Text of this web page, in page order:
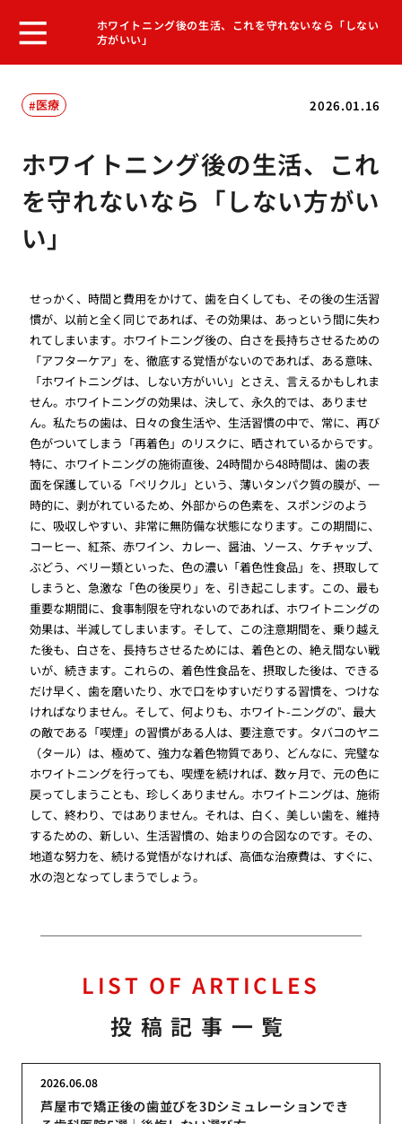
ホワイトニング後の生活、これを守れないなら「しない
方がいい」
2026.01.16
医療
ホワイトニング後の生活、これ
を守れないなら「しない方がい
い」
せっかく、時間と費用をかけて、歯を白くしても、その後の生活習
慣が、以前と全く同じであれば、その効果は、あっという間に失わ
れてしまいます。ホワイトニング後の、白さを長持ちさせるための
「アフターケア」を、徹底する覚悟がないのであれば、ある意味、
「ホワイトニングは、しない方がいい」とさえ、言えるかもしれま
せん。ホワイトニングの効果は、決して、永久的では、ありませ
ん。私たちの歯は、日々の食生活や、生活習慣の中で、常に、再び
色がついてしまう「再着色」のリスクに、晒されているからです。
特に、ホワイトニングの施術直後、24時間から48時間は、歯の表
面を保護している「ペリクル」という、薄いタンパク質の膜が、一
時的に、剥がれているため、外部からの色素を、スポンジのよう
に、吸収しやすい、非常に無防備な状態になります。この期間に、
コーヒー、紅茶、赤ワイン、カレー、醤油、ソース、ケチャップ、
ぶどう、ベリー類といった、色の濃い「着色性食品」を、摂取して
しまうと、急激な「色の後戻り」を、引き起こします。この、最も
重要な期間に、食事制限を守れないのであれば、ホワイトニングの
効果は、半減してしまいます。そして、この注意期間を、乗り越え
た後も、白さを、長持ちさせるためには、着色との、絶え間ない戦
いが、続きます。これらの、着色性食品を、摂取した後は、できる
だけ早く、歯を磨いたり、水で口をゆすいだりする習慣を、つけな
ければなりません。そして、何よりも、ホワイト-ニングの”、最大
の敵である「喫煙」の習慣がある人は、要注意です。タバコのヤニ
（タール）は、極めて、強力な着色物質であり、どんなに、完璧な
ホワイトニングを行っても、喫煙を続ければ、数ヶ月で、元の色に
戻ってしまうことも、珍しくありません。ホワイトニングは、施術
して、終わり、ではありません。それは、白く、美しい歯を、維持
するための、新しい、生活習慣の、始まりの合図なのです。その、
地道な努力を、続ける覚悟がなければ、高価な治療費は、すぐに、
水の泡となってしまうでしょう。
LIST OF ARTICLES
投稿記事一覧
芦屋市で矯正後の歯並びを3Dシミュレーションでき
2026.06.08